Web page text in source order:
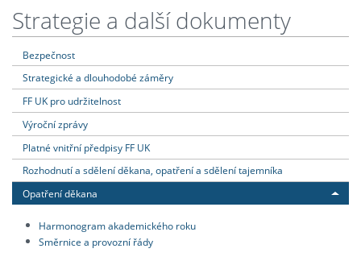
Strategie a další dokumenty
Bezpečnost
Strategické a dlouhodobé záměry
FF UK pro udržitelnost
Výroční zprávy
Platné vnitřní předpisy FF UK
Rozhodnutí a sdělení děkana, opatření a sdělení tajemníka
Opatření děkana
Harmonogram akademického roku
Směrnice a provozní řády